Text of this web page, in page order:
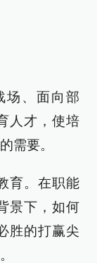
场、面向部
人才，使培
需要。
育。在职能
景下，如何
胜的打赢尖